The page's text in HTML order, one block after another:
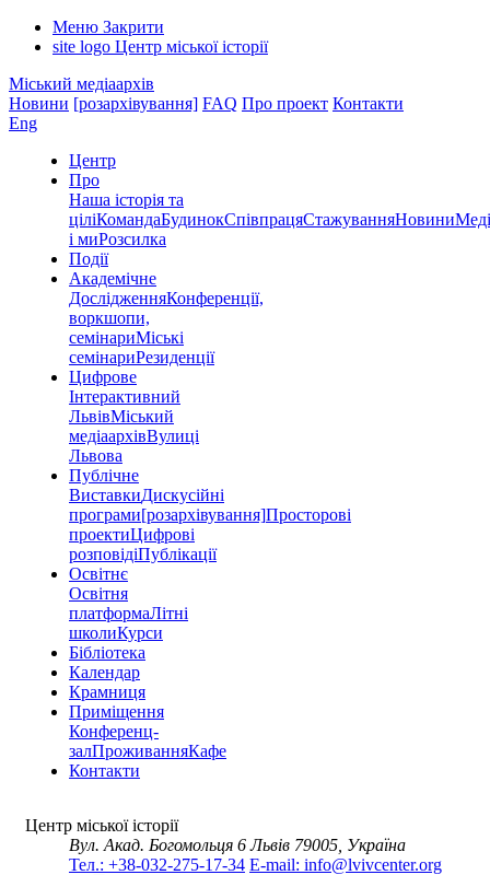
Меню Закрити
site logo Центр міської історії
Міський медіаархів
Новини [розархівування] FAQ Про проект Контакти
Eng
Центр
Про
Наша історія та
ціліКомандаБудинокСпівпрацяСтажуванняНовини
і миРозсилка
Події
Академічне
ДослідженняКонференції,
воркшопи,
семінариМіські
семінариРезиденції
Цифрове
Інтерактивний
ЛьвівМіський
медіаархівВулиці
Львова
Публічне
ВиставкиДискусійні
програми[розархівування]Просторові
проектиЦифрові
розповідіПублікації
Освітнє
Освітня
платформаЛітні
школиКурси
Бібліотека
Календар
Крамниця
Приміщення
Конференц-
залПроживанняКафе
Контакти
Центр міської історії
Вул. Акад. Богомольця 6 Львів 79005, Україна
Тел.: +38-032-275-17-34 E-mail: info@lvivcenter.org